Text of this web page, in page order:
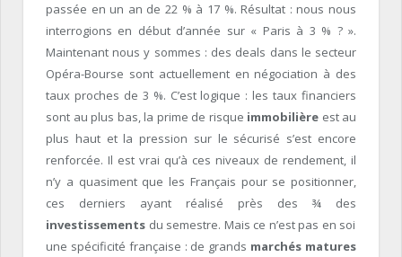
passée en un an de 22 % à 17 %. Résultat : nous nous
interrogions en début d’année sur « Paris à 3 % ? ».
Maintenant nous y sommes : des deals dans le secteur
Opéra-Bourse sont actuellement en négociation à des
taux proches de 3 %. C’est logique : les taux financiers
sont au plus bas, la prime de risque immobilière est au
plus haut et la pression sur le sécurisé s’est encore
renforcée. Il est vrai qu’à ces niveaux de rendement, il
n’y a quasiment que les Français pour se positionner,
ces derniers ayant réalisé près des ¾ des
investissements du semestre. Mais ce n’est pas en soi
une spécificité française : de grands marchés matures